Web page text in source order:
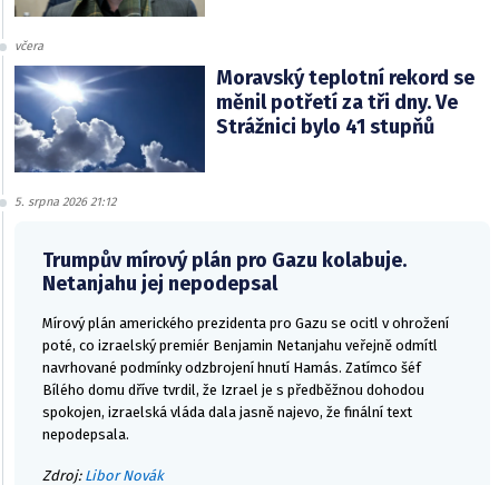
včera
Moravský teplotní rekord se
měnil potřetí za tři dny. Ve
Strážnici bylo 41 stupňů
5. srpna 2026 21:12
Trumpův mírový plán pro Gazu kolabuje.
Netanjahu jej nepodepsal
Mírový plán amerického prezidenta pro Gazu se ocitl v ohrožení
poté, co izraelský premiér Benjamin Netanjahu veřejně odmítl
navrhované podmínky odzbrojení hnutí Hamás. Zatímco šéf
Bílého domu dříve tvrdil, že Izrael je s předběžnou dohodou
spokojen, izraelská vláda dala jasně najevo, že finální text
nepodepsala.
Zdroj: Libor Novák